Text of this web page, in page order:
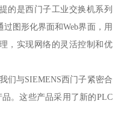
的是西门子工业交换机系列
图形化界面和Web界面，用
，实现网络的灵活控制和优
与SIEMENS西门子紧密合
。这些产品采用了新的PLC